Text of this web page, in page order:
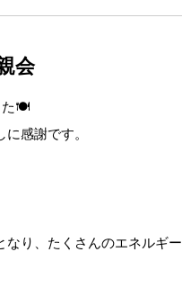
会
た🍽
感謝です。
なり、たくさんのエネルギー